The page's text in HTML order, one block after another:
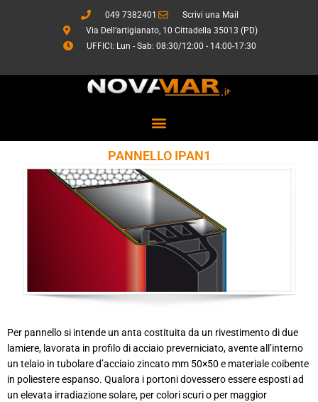
049 7382401
Scrivi una Mail
Via Dell’artigianato, 10 Cittadella 35013 (PD)
UFFICI: Lun - Sab: 08:30/12:00 - 14:00-17:30
PANNELLO IPAN1
Per pannello si intende un anta costituita da un rivestimento di due
lamiere, lavorata in profilo di acciaio preverniciato, avente all’interno
un telaio in tubolare d’acciaio zincato mm 50×50 e materiale coibente
in poliestere espanso. Qualora i portoni dovessero essere esposti ad
un elevata irradiazione solare, per colori scuri o per maggior